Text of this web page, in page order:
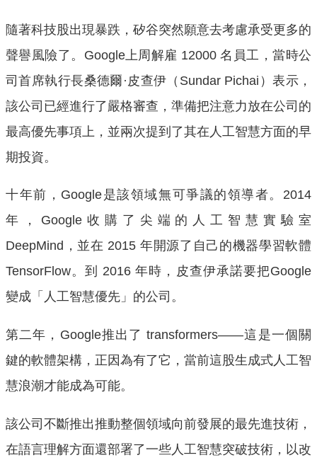
隨著科技股出現暴跌，矽谷突然願意去考慮承受更多的
聲譽風險了。Google上周解雇 12000 名員工，當時公
司首席執行長桑德爾·皮查伊（Sundar Pichai）表示，
該公司已經進行了嚴格審查，準備把注意力放在公司的
最高優先事項上，並兩次提到了其在人工智慧方面的早
期投資。
十年前，Google是該領域無可爭議的領導者。2014
年，Google收購了尖端的人工智慧實驗室
DeepMind，並在 2015 年開源了自己的機器學習軟體
TensorFlow。到 2016 年時，皮查伊承諾要把Google
變成「人工智慧優先」的公司。
第二年，Google推出了 transformers——這是一個關
鍵的軟體架構，正因為有了它，當前這股生成式人工智
慧浪潮才能成為可能。
該公司不斷推出推動整個領域向前發展的最先進技術，
在語言理解方面還部署了一些人工智慧突破技術，以改